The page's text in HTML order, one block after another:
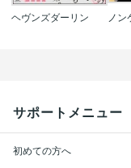
ヘヴンズダーリン
サポートメニュー
初めての方へ